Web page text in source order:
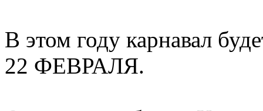
В этом году карнавал
22 ФЕВРАЛЯ.